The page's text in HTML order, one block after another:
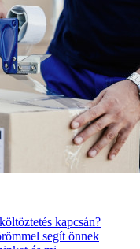
kapcsán?
segít önnek